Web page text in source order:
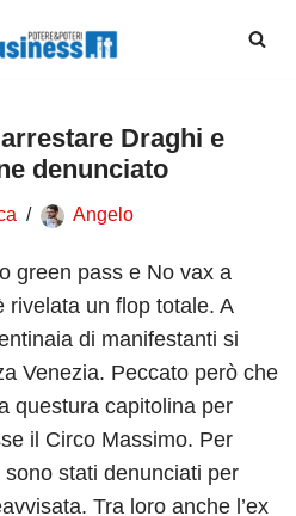
Draghi e
denunciato
Angelo
green pass e No vax a
rivelata un flop totale. A
di manifestanti si
Venezia. Peccato però che
questura capitolina per
il Circo Massimo. Per
stati denunciati per
Tra loro anche l’ex